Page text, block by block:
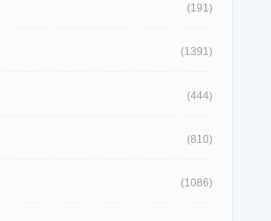
(191)
(1391)
(444)
(810)
(1086)